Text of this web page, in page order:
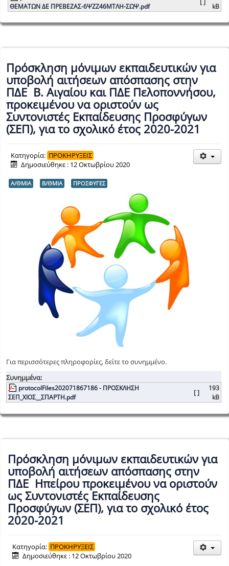
ΘΕΜΑΤΩΝ ΔΕ ΠΡΕΒΕΖΑΣ-6ΨΖΖ46ΜΤΛΗ-ΣΩΨ.pdf
kB
Πρόσκληση μόνιμων εκπαιδευτικών για
υποβολή αιτήσεων απόσπασης στην
ΠΔΕ Β. Αιγαίου και ΠΔΕ Πελοποννήσου,
προκειμένου να οριστούν ως
Συντονιστές Εκπαίδευσης Προσφύγων
(ΣΕΠ), για το σχολικό έτος 2020-2021
Κατηγορία: ΠΡΟΚΗΡΥΞΕΙΣ
Δημοσιεύθηκε : 12 Οκτωβρίου 2020
Α/ΘΜΙΑ Β/ΘΜΙΑ ΠΡΟΣΦΥΓΕΣ
Για περισσότερες πληροφορίες, δείτε το συνημμένο.
Συνημμένα:
protocolFiles202071867186 - ΠΡΟΣΚΛΗΣΗ
ΣΕΠ_ΧΙΟΣ__ΣΠΑΡΤΗ.pdf
[ ]
193
kB
Πρόσκληση μόνιμων εκπαιδευτικών για
υποβολή αιτήσεων απόσπασης στην
ΠΔΕ Ηπείρου προκειμένου να οριστούν
ως Συντονιστές Εκπαίδευσης
Προσφύγων (ΣΕΠ), για το σχολικό έτος
2020-2021
Κατηγορία: ΠΡΟΚΗΡΥΞΕΙΣ
Δημοσιεύθηκε : 12 Οκτωβρίου 2020